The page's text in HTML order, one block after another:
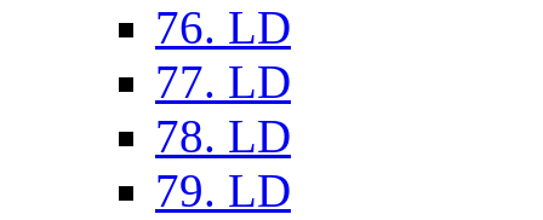
76. LD
77. LD
78. LD
79. LD